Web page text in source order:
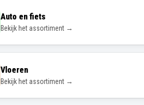
Auto en fiets
Bekijk het assortiment →
Vloeren
Bekijk het assortiment →